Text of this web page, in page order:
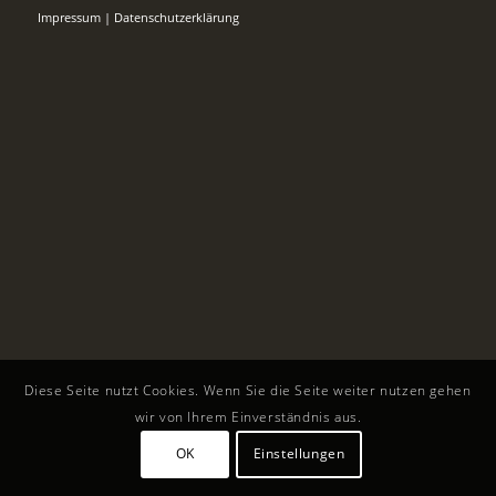
Impressum| Datenschutzerklärung
Diese Seite nutzt Cookies. Wenn Sie die Seite weiter nutzen gehen
wir von Ihrem Einverständnis aus.
OK
Einstellungen